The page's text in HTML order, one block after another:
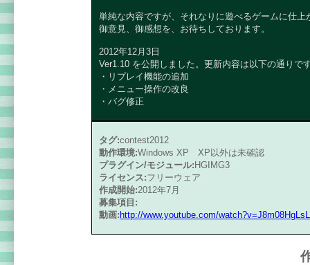
単純な内容ですが、それなりに遊べるゲームに仕上
御意見、御感想を、お待ちしております。
2012年12月3日
Ver1.10 を公開しました。更新内容は以下の通りで
・リプレイ機能の追加
・メニュー操作の改良
・バグ修正
タグ:contest2012
動作環境:Windows XP XP以外は未確認
プラグイン/モジュール: HGIMG3
ライセンス:フリーウェア
作成開始:2012年7月
募集項目:
動画: http://www.youtube.com/